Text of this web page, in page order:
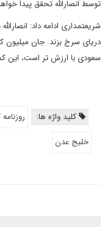
توسط انصارالله تحقق پیدا
شریعتمداری ادامه داد:
دریای سرخ بزند. جان
سعودی با ارزش تر است، این
کلید واژه ها:
خلیج عدن